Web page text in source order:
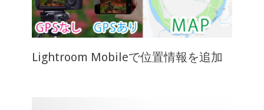
Lightroom Mobileで位置情報を追加